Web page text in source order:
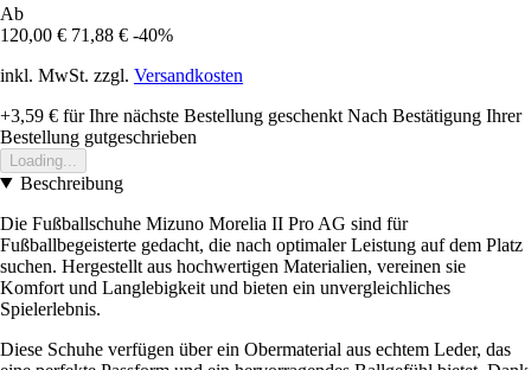
Ab
120,00 € 71,88 € -40%
inkl. MwSt. zzgl. Versandkosten
+3,59 € für Ihre nächste Bestellung geschenkt Nach Bestätigung Ihrer
Bestellung gutgeschrieben
Loading...
Beschreibung
Die Fußballschuhe Mizuno Morelia II Pro AG sind für
Fußballbegeisterte gedacht, die nach optimaler Leistung auf dem Platz
suchen. Hergestellt aus hochwertigen Materialien, vereinen sie
Komfort und Langlebigkeit und bieten ein unvergleichliches
Spielerlebnis.
Diese Schuhe verfügen über ein Obermaterial aus echtem Leder, das